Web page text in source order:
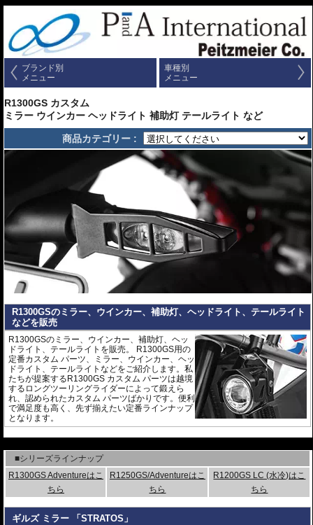
ブランド別
メニュー
車種別
メニュー
R1300GS カスタム
ミラー ウインカー ヘッドライト 補助灯 テールライト など
商品カテゴリー :
R1300GSのミラー、ウインカー、補助灯、ヘッドライト、テールライト
などを販売
R1300GSのミラー、ウインカー、補助灯、ヘッ
ドライト、テールライトを販売。 R1300GS用の
定番カスタム パーツ、ミラー、ウインカー、ヘッ
ドライト、テールライトなどをご紹介します。私
たちが提案するR1300GS カスタム パーツは越境
するロングツーリングライダーによって鍛えら
れ、認められたカスタム パーツばかりです。便利
で満足度も高く、先ず揃えたい定番ラインナップ
となります。
■シリーズラインナップ
R1300GS Adventureはこ
ちら
R1250GS/Adventureはこ
ちら
R1200GS LC (水冷)はこ
ちら
ギルズ ミラー 「STRATOS」